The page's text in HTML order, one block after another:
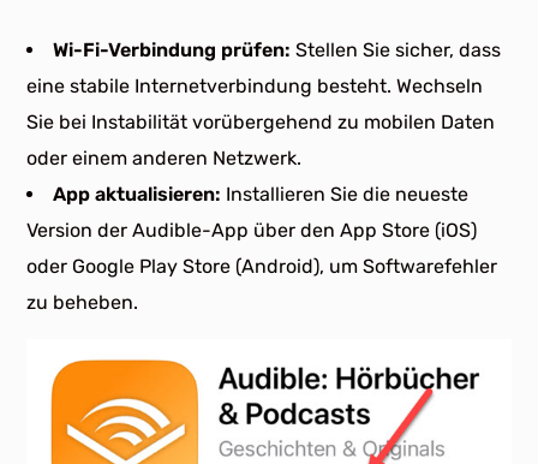
Wi-Fi-Verbindung prüfen: Stellen Sie sicher, dass
eine stabile Internetverbindung besteht. Wechseln
Sie bei Instabilität vorübergehend zu mobilen Daten
oder einem anderen Netzwerk.
App aktualisieren: Installieren Sie die neueste
Version der Audible-App über den App Store (iOS)
oder Google Play Store (Android), um Softwarefehler
zu beheben.